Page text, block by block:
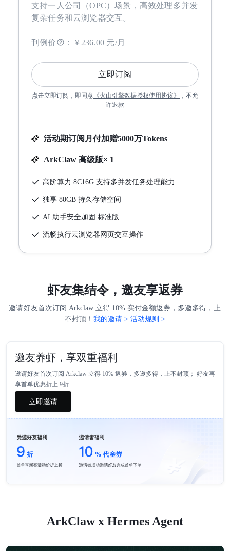
支持一人公司（OPC）场景，高效处理多并发
复杂任务和云浏览器交互。
刊例价 ： ￥236.00 元/月
立即订阅
点击立即订阅，即同意 《火山引擎数据授权使用协议》
，不允
许退款
活动期订阅月付加赠5000万Tokens
ArkClaw 高级版× 1
高阶算力 8C16G 支持多并发任务处理能力
独享 80GB 持久存储空间
AI 助手安全加固 标准版
流畅执行云浏览器网页交互操作
虾友集结令，邀友享返券
邀请好友首次订阅 Arkclaw 立得 10% 实付金额返券，多邀多得，上
不封顶！ 我的邀请 >活动规则 >
邀友养虾，享双重福利
邀请好友首次订阅 Arkclaw 立得 10% 返券，多邀多得，上不封顶； 好友再
享首单优惠折上 9折
立即邀请
ArkClaw x Hermes Agent